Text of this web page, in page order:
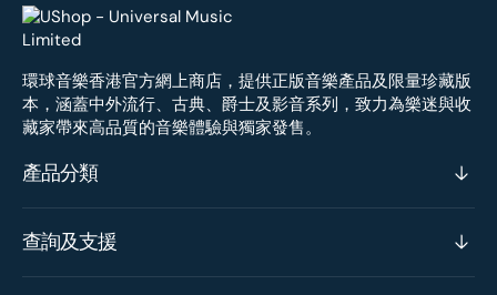
環球音樂香港官方網上商店，提供正版音樂產品及限量珍藏版
本，涵蓋中外流行、古典、爵士及影音系列，致力為樂迷與收
藏家帶來高品質的音樂體驗與獨家發售。
產品分類
查詢及支援